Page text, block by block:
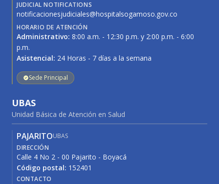
JUDICIAL NOTIFICATIONS
notificacionesjudiciales@hospitalsogamoso.gov.co
HORARIO DE ATENCIÓN
Administrativo: 8:00 a.m. - 12:30 p.m. y 2:00 p.m. - 6:00
p.m.
Asistencial: 24 Horas - 7 días a la semana
Sede Principal
UBAS
Unidad Básica de Atención en Salud
PAJARITOUBAS
DIRECCIÓN
Calle 4 No 2 - 00 Pajarito - Boyacá
Código postal: 152401
CONTACTO